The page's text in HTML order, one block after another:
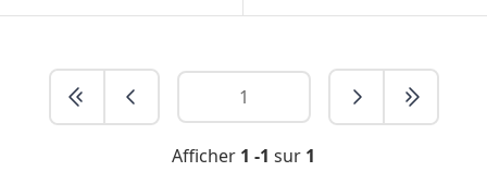
Afficher 1 -1 sur 1